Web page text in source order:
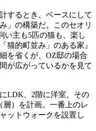
するとき、ベースにして
」の構築だ。このセオリ
い主も5匹の猫も、楽し
猫的町並み」のある家』
を省くが、OZ邸の場合
が広がっているかを見て
LDK、2階に洋室、その
層）を計画。一番上のレ
ットウォークを設置し